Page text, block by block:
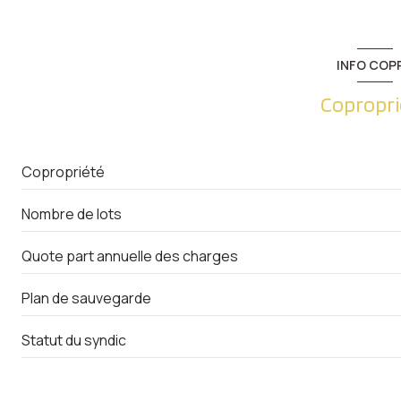
salle de bain
INFO
Copropriété
Nombre de lots
Quote part annuelle des charges
Plan de sauvegarde
Statut du syndic